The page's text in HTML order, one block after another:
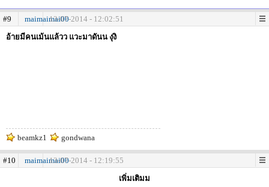
#9 maimaimai0013-07-2014 - 12:02:51
อ้ายมีคนเม้นแล้วว แวะมาดันน งุงิ
beamkz1 gondwana
#10 maimaimai0013-07-2014 - 12:19:55
เพิ่มเติมม